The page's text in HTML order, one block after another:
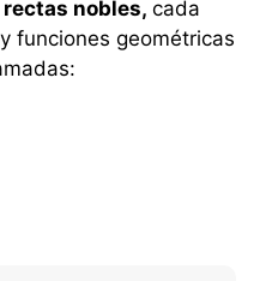
nobles, cada
funciones geométricas